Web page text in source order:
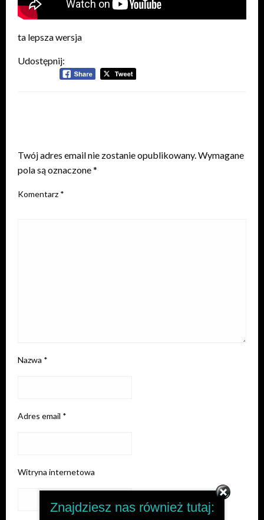
ta lepsza wersja
Udostępnij:
Twój adres email nie zostanie opublikowany.Wymagane
pola są oznaczone*
Komentarz *
Nazwa *
Adres email *
Witryna internetowa
Znajdziesz nas również tutaj: